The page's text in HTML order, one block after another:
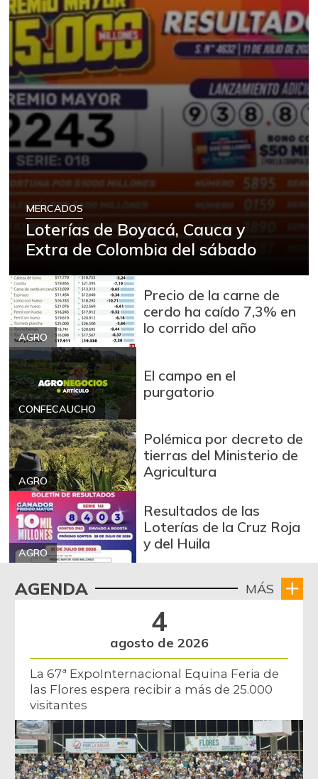
MERCADOS
Loterías de Boyacá, Cauca y
Extra de Colombia del sábado
AGRO
Precio de la carne de
cerdo ha caído 7,3% en
lo corrido del año
CONFECAUCHO
El campo en el
purgatorio
AGRO
Polémica por decreto de
tierras del Ministerio de
Agricultura
AGRO
Resultados de las
Loterías de la Cruz Roja
y del Huila
AGENDA MÁS
4
agosto de 2026
La 67ª ExpoInternacional Equina Feria de
las Flores espera recibir a más de 25.000
visitantes